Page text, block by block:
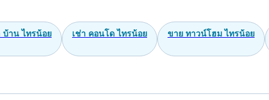
บ้าน ไทรน้อย เช่า คอนโด ไทรน้อย ขาย ทาวน์โฮม ไทรน้อย